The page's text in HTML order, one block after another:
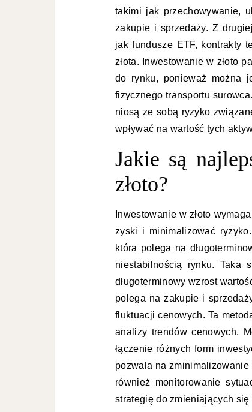
takimi jak przechowywanie,
zakupie i sprzedaży. Z
jak fundusze ETF, kontrakty
złota. Inwestowanie w złoto
do rynku, ponieważ można
fizycznego transportu
niosą ze sobą ryzyko
wpływać na wartość tych
Jakie są
złoto?
Inwestowanie w złoto
zyski i minimalizować
która polega na
niestabilnością rynku. Taka
długoterminowy wzrost
polega na zakupie i
fluktuacji cenowych. Ta
analizy trendów cenowych.
łączenie różnych form
pozwala na
również monitorowanie
strategię do zmieniających się